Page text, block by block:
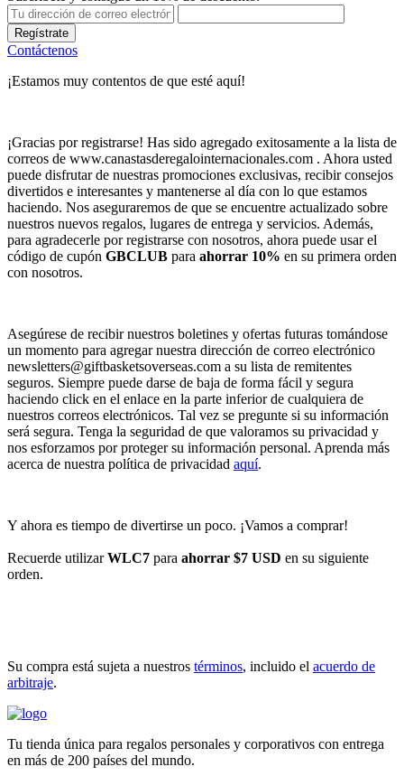
Regístrate
Contáctenos
¡Estamos muy contentos de que esté aquí!
¡Gracias por registrarse! Has sido agregado exitosamente a la lista de
correos de www.canastasderegalointernacionales.com . Ahora usted
puede disfrutar de nuestras promociones exclusivas, recibir consejos
divertidos e interesantes y mantenerse al día con lo que estamos
haciendo. Nos aseguraremos de que se encuentre actualizado sobre
nuestros nuevos regalos, lugares de entrega y servicios. Además,
para agradecerle por registrarse con nosotros, ahora puede usar el
código de cupón GBCLUB para ahorrar 10% en su primera orden
con nosotros.
Asegúrese de recibir nuestros boletines y ofertas futuras tomándose
un momento para agregar nuestra dirección de correo electrónico
newsletters@giftbasketsoverseas.com a su lista de remitentes
seguros. Siempre puede darse de baja de forma fácil y segura
haciendo click en el enlace en la parte inferior de cualquiera de
nuestros correos electrónicos. Tal vez se pregunte si su información
será segura. Tenga la seguridad de que valoramos su privacidad y
nos esforzamos por proteger su información personal. Aprenda más
acerca de nuestra política de privacidad aquí.
Y ahora es tiempo de divertirse un poco. ¡Vamos a comprar!
Recuerde utilizarWLC7 para ahorrar $7 USD en su siguiente
orden.
Su compra está sujeta a nuestros términos, incluido el acuerdo de
arbitraje.
Tu tienda única para regalos personales y corporativos con entrega
en más de 200 países del mundo.